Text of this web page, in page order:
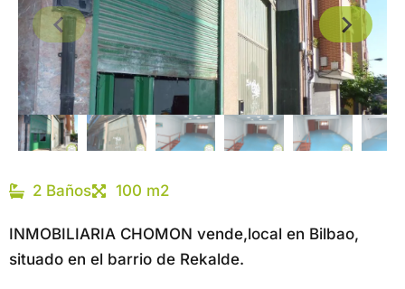
2 Baños 100 m2
INMOBILIARIA CHOMON vende,local en Bilbao,
situado en el barrio de Rekalde.